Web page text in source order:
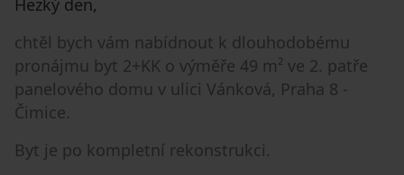
chtěl bych vám nabídnout k dlouhodobému
pronájmu byt 2+KK o výměře 49 m² ve 2. patře
panelového domu v ulici Vánková, Praha 8 -
Čimice.
Byt je po kompletní rekonstrukci.